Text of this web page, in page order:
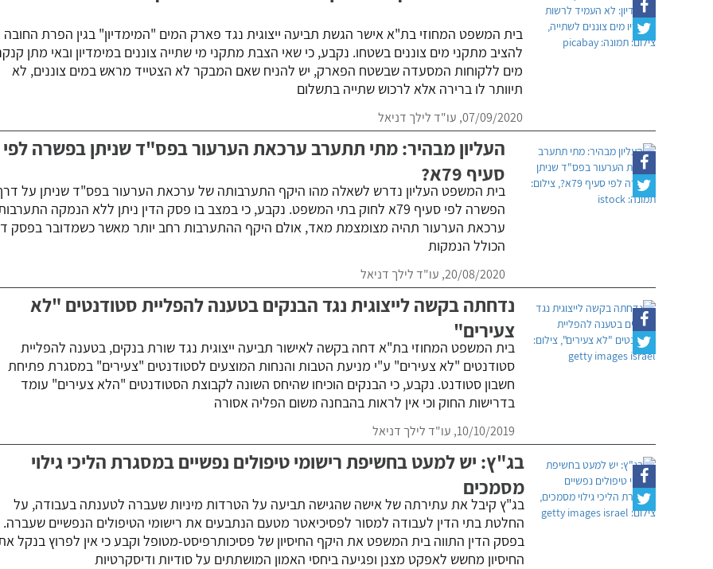
בית המשפט המחוזי בת"א אישר הגשת תביעה ייצוגית נגד פארק המים "המימדיון" בגין הפרת החובה
להציב מתקני מים צוננים בשטחו. נקבע, כי שאי הצבת מתקני מי שתייה צוננים במימדיון ובאי מתן
מים ללקוחות המסעדה שבשטח הפארק, יש להניח שאם המבקר לא הצטייד מראש במים צוננים, לא
תיוותר לו ברירה אלא לרכוש שתייה בתשלום
07/09/2020, עו"ד לילך דניאל
העליון מבהיר: מתי תתערב ערכאת הערעור בפס"ד שניתן בפשרה לפי
סעיף 79א?
בית המשפט העליון נדרש לשאלה מהו היקף התערבותה של ערכאת הערעור בפס"ד שניתן על
הפשרה לפי סעיף 79א לחוק בתי המשפט. נקבע, כי במצב בו פסק הדין ניתן ללא הנמקה
ערכאת הערעור תהיה מצומצמת מאד, אולם היקף ההתערבות רחב יותר מאשר כשמדובר בפסק
הכולל הנמקות
20/08/2020, עו"ד לילך דניאל
נדחתה בקשה לייצוגית נגד הבנקים בטענה להפליית סטודנטים "לא
צעירים"
בית המשפט המחוזי בת"א דחה בקשה לאישור תביעה ייצוגית נגד שורת בנקים, בטענה להפליית
סטודנטים "לא צעירים" ע"י מניעת הטבות והנחות המוצעים לסטודנטים "צעירים" במסגרת פתיחת
חשבון סטודנט. נקבע, כי הבנקים הוכיחו שהיחס השונה לקבוצת הסטודנטים "הלא צעירים" עומד
בדרישות החוק וכי אין לראות בהבחנה משום הפליה אסורה
10/10/2019, עו"ד לילך דניאל
בג"ץ: יש למעט בחשיפת רישומי טיפולים נפשיים במסגרת הליכי גילוי
מסמכים
בג"ץ קיבל את עתירתה של אישה שהגישה תביעה על הטרדות מיניות שעברה לטענתה בעבודה, על
החלטת בתי הדין לעבודה למסור לפסיכיאטר מטעם הנתבעים את רישומי הטיפולים הנפשיים שעברה.
בפסק הדין התווה בית המשפט את היקף החיסיון של פסיכותרפיסט-מטופל וקבע כי אין לפרוץ בנקל
החיסיון מחשש לאפקט מצנן ופגיעה ביחסי האמון המושתתים על סודיות ודיסקרטיות